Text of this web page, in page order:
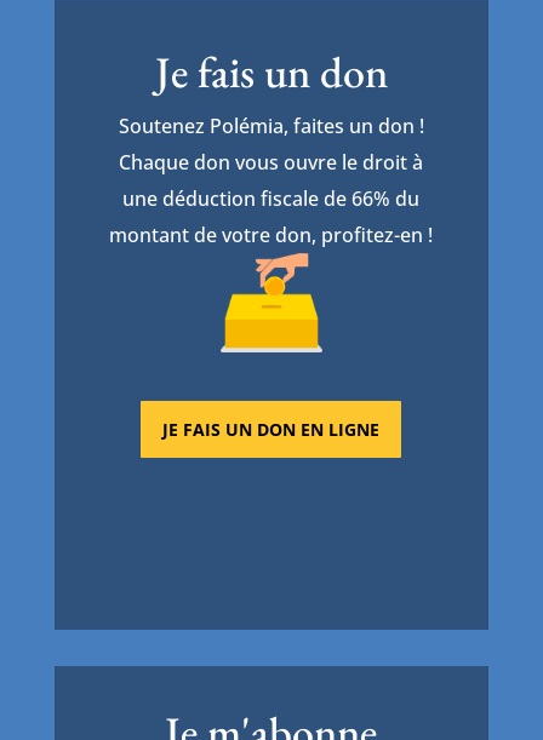
Je fais un don
Soutenez Polémia, faites un don !
Chaque don vous ouvre le droit à
une déduction fiscale de 66% du
montant de votre don, profitez-en !
JE FAIS UN DON EN LIGNE